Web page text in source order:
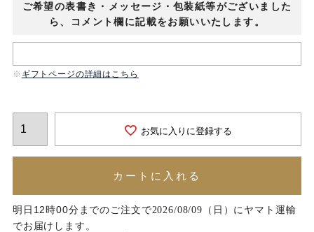
ご希望の表書き・メッセージ・包装紙等がございました
ら、コメント欄に記載をお願いいたします。
ギフトページの詳細はこちら
お気に入りに登録する
カートに入れる
明日 12時00分 までのご注文で2026/08/09（日） に ヤマト運輸
でお届けします。